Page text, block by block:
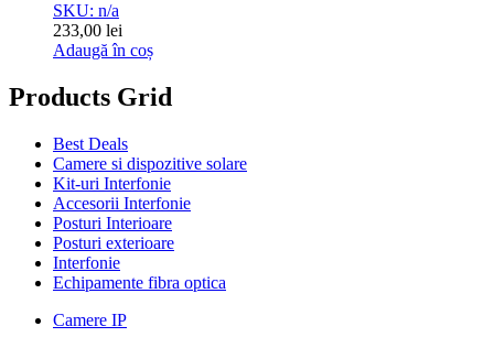
SKU: n/a
233,00 lei
Adaugă în coș
Products Grid
Best Deals
Camere si dispozitive solare
Kit-uri Interfonie
Accesorii Interfonie
Posturi Interioare
Posturi exterioare
Interfonie
Echipamente fibra optica
Camere IP